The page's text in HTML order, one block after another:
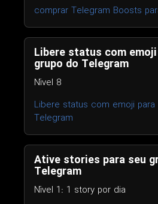
comprar Telegram Boosts
Libere status com
grupo do Telegram
Nível 8
Libere status com emoji
Telegram
Ative stories para seu
Telegram
Nível 1: 1 story por dia